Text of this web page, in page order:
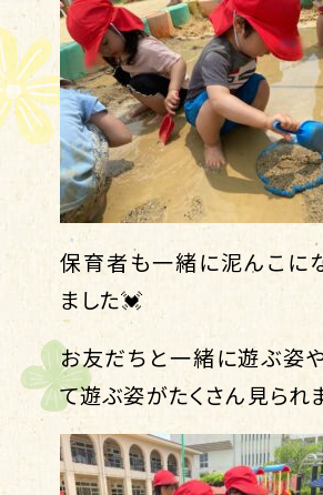
保育者も一緒に泥んこに
ました💓
お友だちと一緒に遊ぶ姿
て遊ぶ姿がたくさん見られ